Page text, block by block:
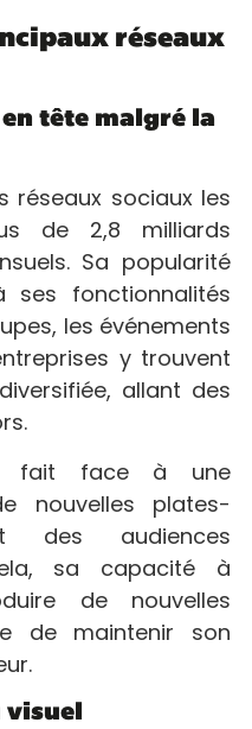
réseaux
tête malgré la
réseaux sociaux les
de 2,8 milliards
Sa popularité
fonctionnalités
les événements
y trouvent
allant des
fait face à une
nouvelles plates-
des audiences
sa capacité à
de nouvelles
de maintenir son